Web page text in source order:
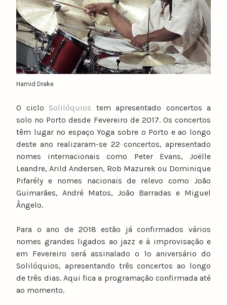
c
a
t
a
r
i
Hamid Drake
O ciclo Solilóquios tem apresentado concertos a
solo no Porto desde Fevereiro de 2017. Os concertos
têm lugar no espaço Yoga sobre o Porto e ao longo
deste ano realizaram-se 22 concertos, apresentado
nomes internacionais como Peter Evans, Joëlle
Leandre, Arild Andersen, Rob Mazurek ou Dominique
Pifarély e nomes nacionais de relevo como João
Guimarães, André Matos, João Barradas e Miguel
Ângelo.
Para o ano de 2018 estão já confirmados vários
nomes grandes ligados ao jazz e à improvisação e
em Fevereiro será assinalado o 1º aniversário do
Solilóquios, apresentando três concertos ao longo
de três dias. Aqui fica a programação confirmada até
ao momento.